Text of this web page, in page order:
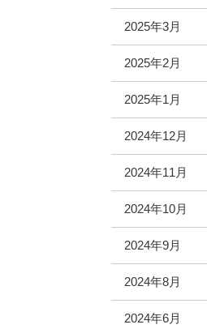
2025年3月
2025年2月
2025年1月
2024年12月
2024年11月
2024年10月
2024年9月
2024年8月
2024年6月